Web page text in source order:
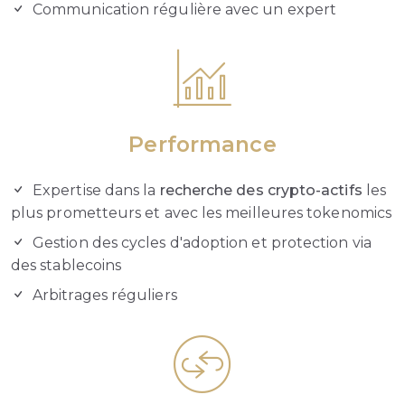
Communication régulière avec un expert
Performance
Expertise dans la recherche des crypto-actifs les
plus prometteurs et avec les meilleures tokenomics
Gestion des cycles d'adoption et protection via
des stablecoins
Arbitrages réguliers